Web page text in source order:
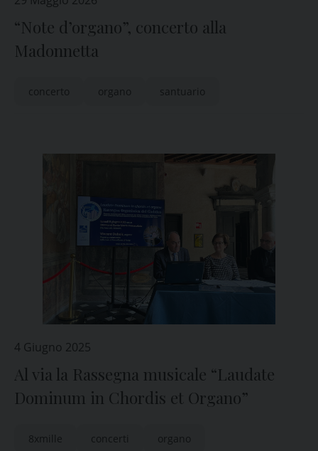
“Note d’organo”, concerto alla
Madonnetta
concerto organo santuario
4 Giugno 2025
Al via la Rassegna musicale “Laudate
Dominum in Chordis et Organo”
8xmille concerti organo